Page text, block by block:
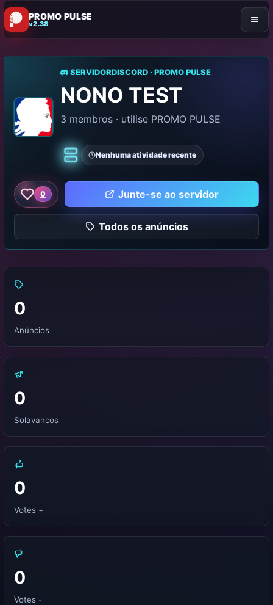
PROMO PULSE
v2.38
SERVIDORDISCORD · PROMO PULSE
NONO TEST
3 membros · utilise PROMO PULSE
ClássicoNenhuma atividade recente
Como este servidor
0 Junte-se ao servidor
Todos os anúncios
0
Anúncios
0
Solavancos
0
Votes +
0
Votes -